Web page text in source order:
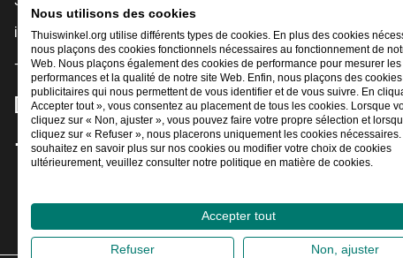
info@thuiswinkel.org
+31 (0)318 64 85 75
[_General:SocialMediaTitle]
Facebook
X LinkedIn
Instagram
YouTube
Nous utilisons des cookies
Thuiswinkel.org utilise différents types de cookies. En plus des cookies
nous plaçons des cookies fonctionnels nécessaires au fonctionnement de
Web. Nous plaçons également des cookies de performance pour mesurer les
performances et la qualité de notre site Web. Enfin, nous plaçons des cookies
publicitaires qui nous permettent de vous identifier et de vous suivre. En
Accepter tout », vous consentez au placement de tous les cookies. Lorsque
cliquez sur « Non, ajuster », vous pouvez faire votre propre sélection et
cliquez sur « Refuser », nous placerons uniquement les cookies
souhaitez en savoir plus sur nos cookies ou modifier votre choix de cookies
ultérieurement, veuillez consulter notre politique en matière de cookies.
Accepter tout
Refuser Non, ajuster